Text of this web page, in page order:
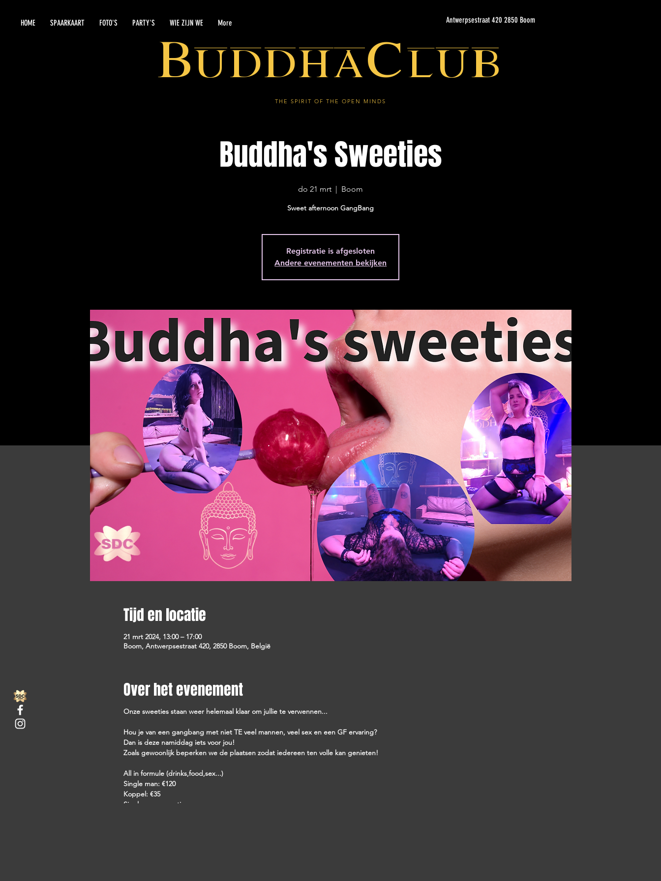
HOME SPAARKAART FOTO'S PARTY'S WIE ZIJN WE More Antwerpsestraat 420 2850 Boom
BuddhaClub
THE SPIRIT OF THE OPEN MINDS
Buddha's Sweeties
do 21 mrt
  |
Boom
Sweet afternoon GangBang
Registratie is afgesloten
Andere evenementen bekijken
Tijd en locatie
21 mrt 2024, 13:00 – 17:00
Boom, Antwerpsestraat 420, 2850 Boom, België
Over het evenement
Onze sweeties staan weer helemaal klaar om jullie te verwennen...
Hou je van een gangbang met niet TE veel mannen, veel sex en een GF ervaring?
Dan is deze namiddag iets voor jou!
Zoals gewoonlijk beperken we de plaatsen zodat iedereen ten volle kan genieten!
All in formule (drinks,food,sex...)
Single man: €120
Koppel: €35
Single vrouw: gratis